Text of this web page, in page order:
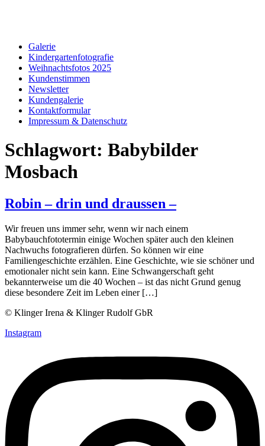
Galerie
Kindergartenfotografie
Weihnachtsfotos 2025
Kundenstimmen
Newsletter
Kundengalerie
Kontaktformular
Impressum & Datenschutz
Schlagwort: Babybilder
Mosbach
Robin – drin und draussen –
Wir freuen uns immer sehr, wenn wir nach einem
Babybauchfototermin einige Wochen später auch den kleinen
Nachwuchs fotografieren dürfen. So können wir eine
Familiengeschichte erzählen. Eine Geschichte, wie sie schöner und
emotionaler nicht sein kann. Eine Schwangerschaft geht
bekannterweise um die 40 Wochen – ist das nicht Grund genug
diese besondere Zeit im Leben einer […]
© Klinger Irena & Klinger Rudolf GbR
Instagram